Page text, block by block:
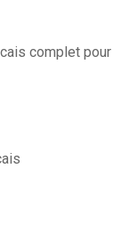
complet pour